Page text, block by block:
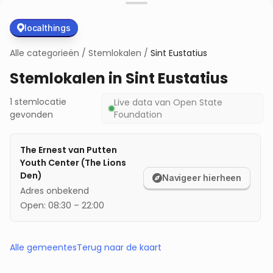
localthings
Alle categorieën / Stemlokalen / Sint Eustatius
Stemlokalen in Sint Eustatius
1 stemlocatie
gevonden
Live data van Open State
Foundation
The Ernest van Putten
Youth Center (The Lions
Den)
Adres onbekend
Open: 08:30 – 22:00
Navigeer hierheen
Alle gemeentesTerug naar de kaart